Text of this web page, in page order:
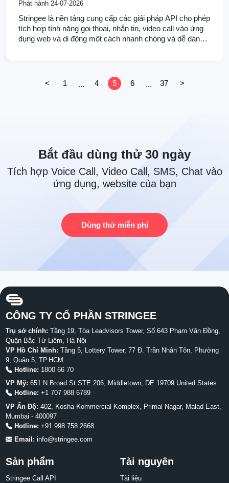
Phát hành 24-07-2026
Stringee là nền tảng cung cấp các giải pháp API cho phép
tích hợp tính năng gọi thoại, nhắn tin, video call vào ứng
dụng web và di động một cách nhanh chóng và dễ dàng.
<
1 ... 4 5 6 ... 37 >
Bắt đầu dùng thử 30 ngày
Tích hợp Voice Call, Video Call, SMS, Chat vào
ứng dụng, website của bạn
Dùng thử miễn phí
CÔNG TY CỔ PHẦN STRINGEE
Trụ sở chính: Tầng 19, Tòa Leadvisors Tower, Số 643 Phạm Văn Đồng,
Quận Bắc Từ Liêm, Hà Nội
VP Hồ Chí Minh: Tầng 5, Lottery Tower, 77 Đ. Trần Nhân Tôn, Phường
9, Quận 5, TP.HCM
Hotline: 1800 66 70
VP Mỹ: 651 N Broad St STE 206, Middletown, DE 19709 United States
Hotline: +1 707 988 6789
VP Ấn Độ: 402, Kosha Kommercial Komplex, Primal Nagar, Malad East,
Mumbai - 400097
Hotline: +91 998 758 2668
Email: info@stringee.com
Sản phẩm
Stringee Call API
Tài nguyên
Tài liệu